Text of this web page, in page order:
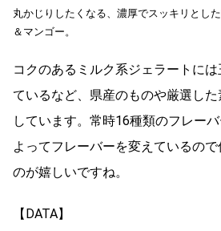
丸かじりしたくなる、濃厚でスッキリとし
＆マンゴー。
コクのあるミルク系ジェラートに
ているなど、県産のものや厳選し
しています。常時16種類のフレー
よってフレーバーを変えているの
のが嬉しいですね。
【DATA】